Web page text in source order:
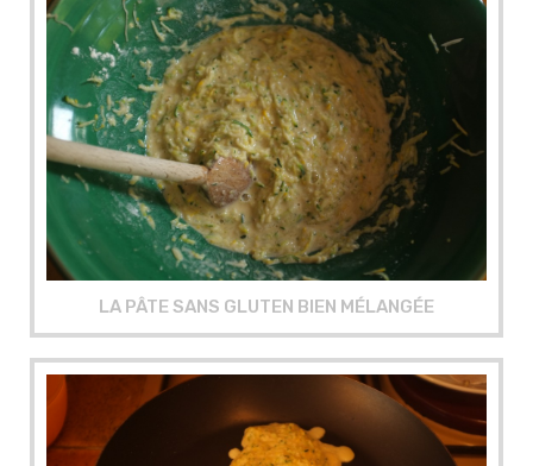
LA PÂTE SANS GLUTEN BIEN MÉLANGÉE